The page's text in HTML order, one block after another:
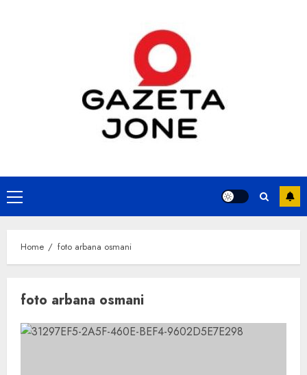
Primary
Menu
Home foto arbana osmani
foto arbana osmani